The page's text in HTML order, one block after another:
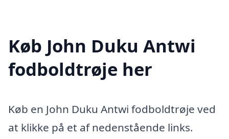
Køb John Duku Antwi
fodboldtrøje her
Køb en John Duku Antwi fodboldtrøje ved
at klikke på et af nedenstående links.